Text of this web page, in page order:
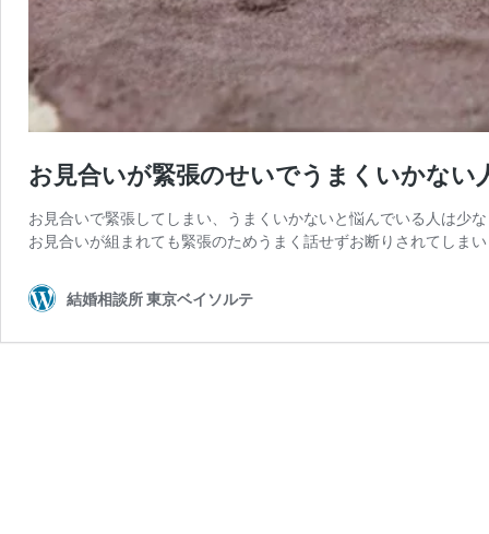
お見合いが緊張のせいでうまくいかない
お見合いで緊張してしまい、うまくいかないと悩んでいる人は少
お見合いが組まれても緊張のためうまく話せずお断りされてし
結婚相談所 東京ベイソルテ